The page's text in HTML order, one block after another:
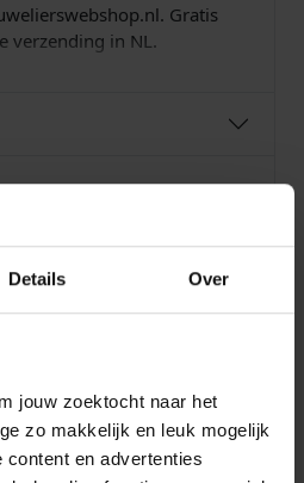
Details Over
jouw zoektocht naar het
zo makkelijk en leuk mogelijk
en advertenties
Gratis
verzending in NL.